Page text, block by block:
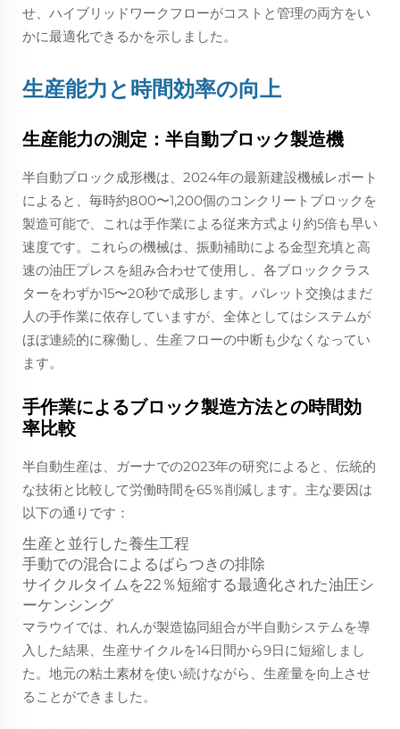
せ、ハイブリッドワークフローがコストと管理の両方をい
かに最適化できるかを示しました。
生産能力と時間効率の向上
生産能力の測定：半自動ブロック製造機
半自動ブロック成形機は、2024年の最新建設機械レポート
によると、毎時約800〜1,200個のコンクリートブロックを
製造可能で、これは手作業による従来方式より約5倍も早い
速度です。これらの機械は、振動補助による金型充填と高
速の油圧プレスを組み合わせて使用し、各ブロッククラス
ターをわずか15〜20秒で成形します。パレット交換はまだ
人の手作業に依存していますが、全体としてはシステムが
ほぼ連続的に稼働し、生産フローの中断も少なくなってい
ます。
手作業によるブロック製造方法との時間効
率比較
半自動生産は、ガーナでの2023年の研究によると、伝統的
な技術と比較して労働時間を65％削減します。主な要因は
以下の通りです：
生産と並行した養生工程
手動での混合によるばらつきの排除
サイクルタイムを22％短縮する最適化された油圧シ
ーケンシング
マラウイでは、れんが製造協同組合が半自動システムを導
入した結果、生産サイクルを14日間から9日に短縮しまし
た。地元の粘土素材を使い続けながら、生産量を向上させ
ることができました。